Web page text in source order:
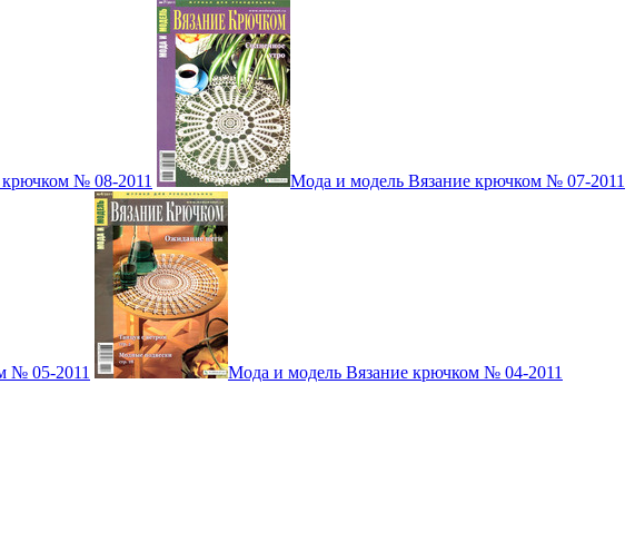
№ 08-2011 Мода и модель Вязание крючком № 07-2011
№ 05-2011 Мода и модель Вязание крючком № 04-2011